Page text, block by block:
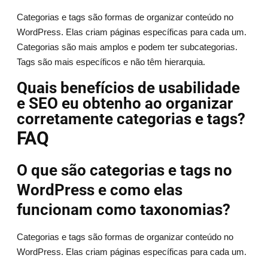
Categorias e tags são formas de organizar conteúdo no
WordPress. Elas criam páginas específicas para cada um.
Categorias são mais amplos e podem ter subcategorias.
Tags são mais específicos e não têm hierarquia.
Quais benefícios de usabilidade
e SEO eu obtenho ao organizar
corretamente categorias e tags?
FAQ
O que são categorias e tags no
WordPress e como elas
funcionam como taxonomias?
Categorias e tags são formas de organizar conteúdo no
WordPress. Elas criam páginas específicas para cada um.